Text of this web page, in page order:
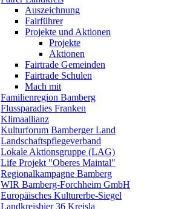
Auszeichnung
Fairführer
Projekte und Aktionen
Projekte
Aktionen
Fairtrade Gemeinden
Fairtrade Schulen
Mach mit
Familienregion Bamberg
Flussparadies Franken
Klimaallianz
Kulturforum Bamberger Land
Landschaftspflegeverband
Lokale Aktionsgruppe (LAG)
Life Projekt "Oberes Maintal"
Regionalkampagne Bamberg
WIR Bamberg-Forchheim GmbH
Europäisches Kulturerbe-Siegel
Landkreisbier 36 Kreisla